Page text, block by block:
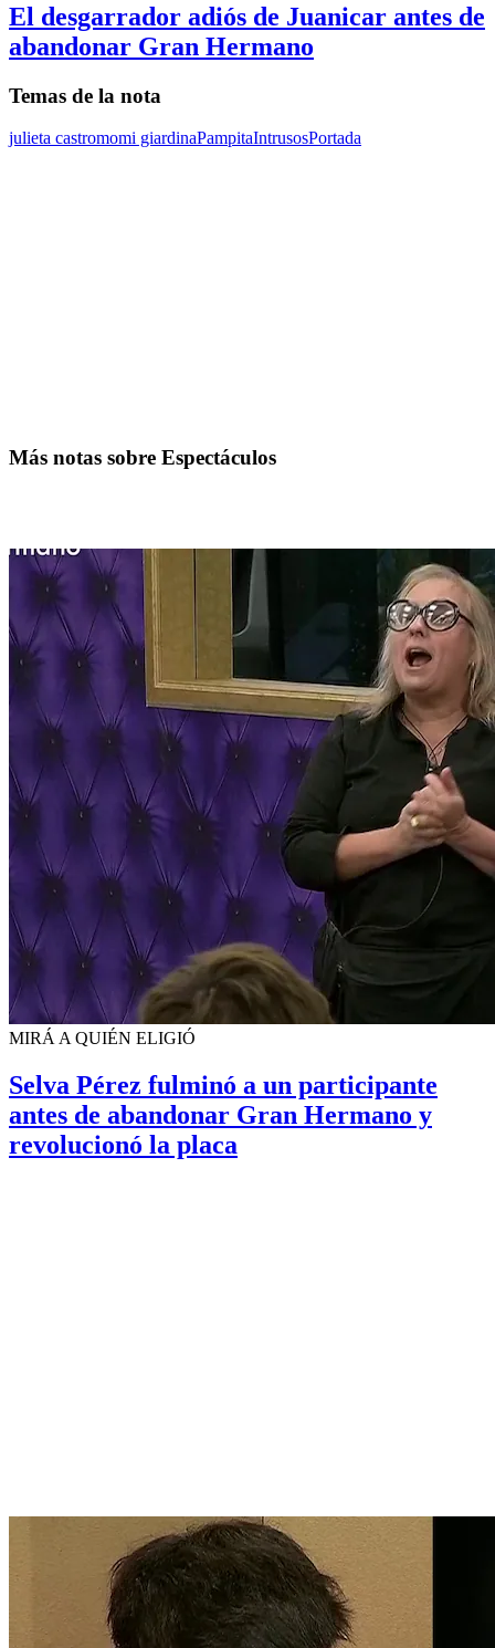
El desgarrador adiós de Juanicar antes de
abandonar Gran Hermano
Temas de la nota
julieta castromomi giardinaPampitaIntrusosPortada
Más notas sobre Espectáculos
MIRÁ A QUIÉN ELIGIÓ
Selva Pérez fulminó a un participante
antes de abandonar Gran Hermano y
revolucionó la placa